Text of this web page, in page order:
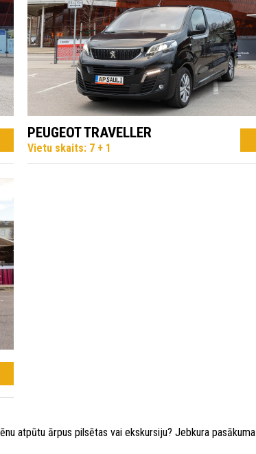
PEUGEOT TRAVELLER
Vietu skaits: 7 + 1
atpūtu ārpus pilsētas vai ekskursiju? Jebkura pasākuma